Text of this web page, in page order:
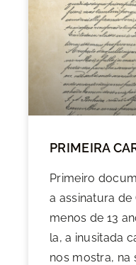
PRIMEIRA
Primeiro
a assinatura de
menos de 13
la, a inusitada
nos mostra, na